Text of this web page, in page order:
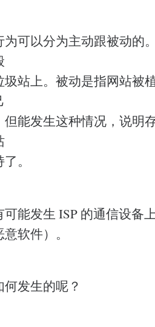
为可以分为主动跟被动的
圾站上。被动是指网站被
但能发生这种情况，说明
。
能发生 ISP 的通信设备
软件）。
发生的呢？